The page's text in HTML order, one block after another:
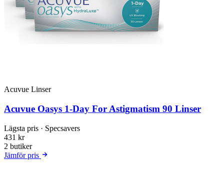
Acuvue Linser
Acuvue Oasys 1-Day For Astigmatism 90 Linser
Lägsta pris · Specsavers
431 kr
2 butiker
Jämför pris